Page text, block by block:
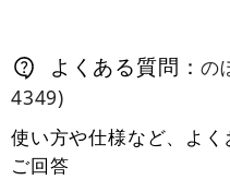
よくある質問：の
4349)
使い方や仕様など、よ
ご回答